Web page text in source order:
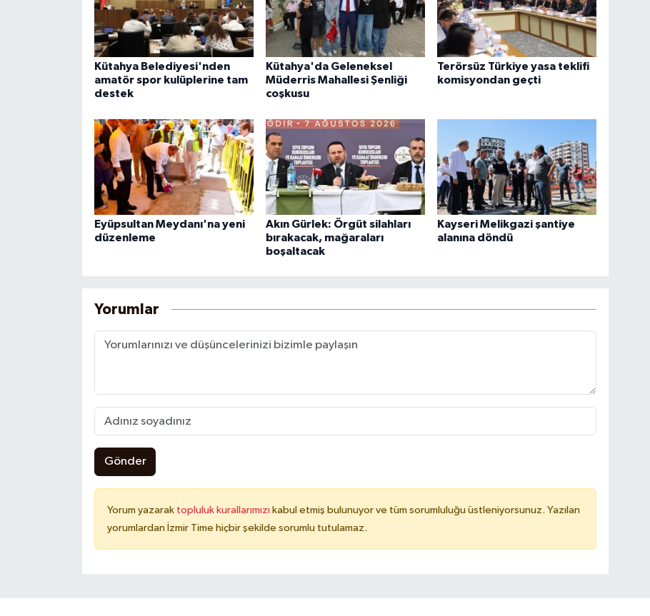
Kütahya Belediyesi'nden
amatör spor kulüplerine tam
destek
Kütahya'da Geleneksel
Müderris Mahallesi Şenliği
coşkusu
Terörsüz Türkiye yasa teklifi
komisyondan geçti
Eyüpsultan Meydanı'na yeni
düzenleme
Akın Gürlek: Örgüt silahları
bırakacak, mağaraları
boşaltacak
Kayseri Melikgazi şantiye
alanına döndü
Yorumlar
Gönder
Yorum yazarak topluluk kurallarımızı kabul etmiş bulunuyor ve tüm sorumluluğu üstleniyorsunuz. Yazılan
yorumlardan İzmir Time hiçbir şekilde sorumlu tutulamaz.